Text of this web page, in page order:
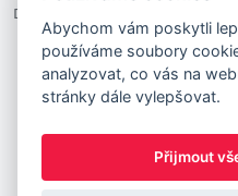
Digitalizace ve vzdělávání
DigiKoalice
Vstup do
This project has
Commission Innovation and
Abychom vám poskytli
používáme soubory
analyzovat, co vás na
stránky dále vylepšovat.
Přijmout